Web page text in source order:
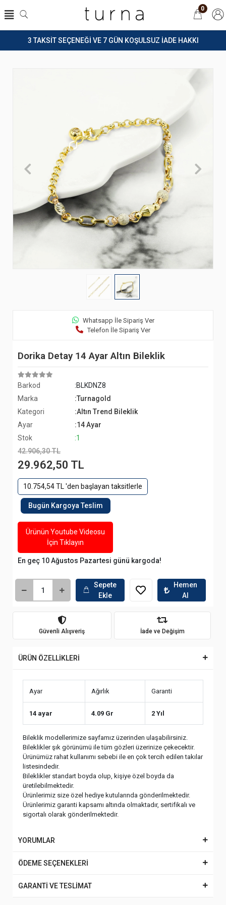
3 TAKSİT SEÇENEĞİ VE 7 GÜN KOŞULSUZ İADE HAKKI
0
Whatsapp İle Sipariş Ver
Telefon İle Sipariş Ver
Dorika Detay 14 Ayar Altın Bileklik
Barkod
:BLKDNZ8
Marka
:Turnagold
Kategori
:Altın Trend Bileklik
Ayar
:14 Ayar
Stok
:1
42.906,30 TL
29.962,50 TL
10.754,54 TL 'den başlayan taksitlerle
Bugün Kargoya Teslim
Ürünün Youtube Videosu
İçin Tıklayın
En geç 10 Ağustos Pazartesi günü kargoda!
Sepete
Ekle
Hemen
Al
Güvenli Alışveriş İade ve Değişim
ÜRÜN ÖZELLİKLERİ
Ayar Ağırlık Garanti
14 ayar 4.09 Gr 2 Yıl
Bileklik modellerimize sayfamız üzerinden ulaşabilirsiniz.
Bileklikler şık görünümü ile tüm gözleri üzerinize çekecektir.
Ürünümüz rahat kullanımı sebebi ile en çok tercih edilen takılar
listesindedir.
Bileklikler standart boyda olup, kişiye özel boyda da
üretilebilmektedir.
Ürünlerimiz size özel hediye kutularında gönderilmektedir.
Ürünlerimiz garanti kapsamı altında olmaktadır, sertifikalı ve
sigortalı olarak gönderilmektedir.
YORUMLAR
ÖDEME SEÇENEKLERİ
GARANTİ VE TESLİMAT